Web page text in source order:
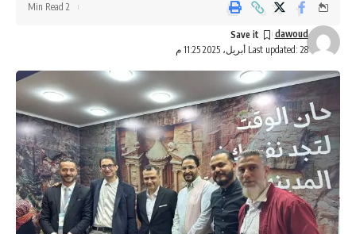
Last updated: 28 أبريل، 2025 11:25 م
dawoud
2 Min Read